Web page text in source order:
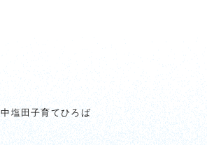
中塩田子育てひろば